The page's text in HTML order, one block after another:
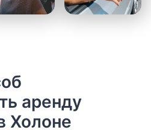
аренду
Холоне